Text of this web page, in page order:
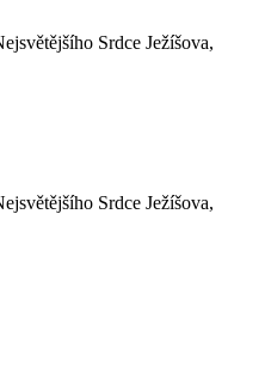
Srdce Ježíšova,
Srdce Ježíšova,